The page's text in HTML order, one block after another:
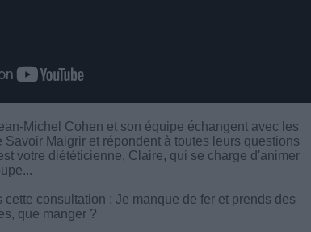
Michel Cohen et son équipe échangent avec les
Savoir Maigrir et répondent à toutes leurs questions
votre diététicienne, Claire, qui se charge d'animer
cette consultation : Je manque de fer et prends des
que manger ?